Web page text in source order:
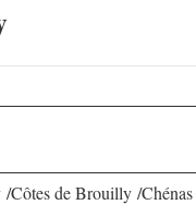
Côtes de Brouilly /